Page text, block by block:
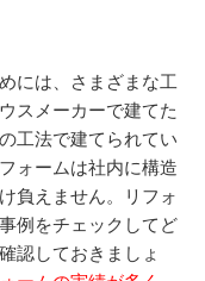
には、さまざまな工
スメーカーで建てた
工法で建てられてい
ォームは社内に構造
負えません。リフォ
例をチェックしてど
認しておきましょ